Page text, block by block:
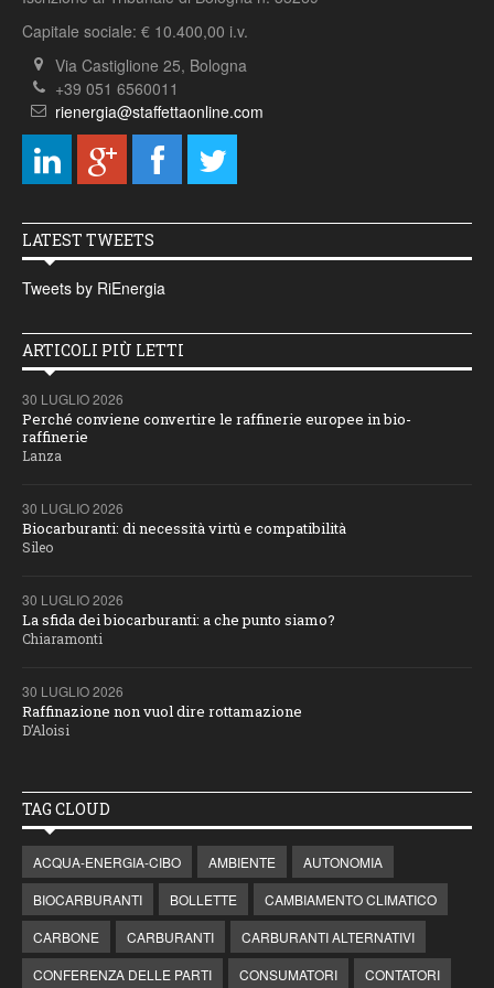
Capitale sociale: € 10.400,00 i.v.
Via Castiglione 25, Bologna
+39 051 6560011
rienergia@staffettaonline.com
LATEST TWEETS
Tweets by RiEnergia
ARTICOLI PIÙ LETTI
30 LUGLIO 2026
Perché conviene convertire le raffinerie europee in bio-
raffinerie
Lanza
30 LUGLIO 2026
Biocarburanti: di necessità virtù e compatibilità
Sileo
30 LUGLIO 2026
La sfida dei biocarburanti: a che punto siamo?
Chiaramonti
30 LUGLIO 2026
Raffinazione non vuol dire rottamazione
D’Aloisi
TAG CLOUD
ACQUA-ENERGIA-CIBO AMBIENTE
AUTONOMIA
BIOCARBURANTI
BOLLETTE
CAMBIAMENTO CLIMATICO
CARBONE
CARBURANTI
CARBURANTI ALTERNATIVI
CONFERENZA DELLE PARTI
CONSUMATORI CONTATORI